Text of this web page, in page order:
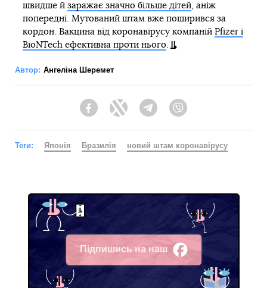
швидше й заражає значно більше дітей, аніж
попередні. Мутований штам вже поширився за
кордон. Вакцина від коронавірусу компаній Pfizer і
BioNTech ефективна проти нього.
Автор: Ангеліна Шеремет
FacebookTwitter Telegram
Теги: Японія Бразилія новий штам коронавірусу
Підпишись на наш
Facebook